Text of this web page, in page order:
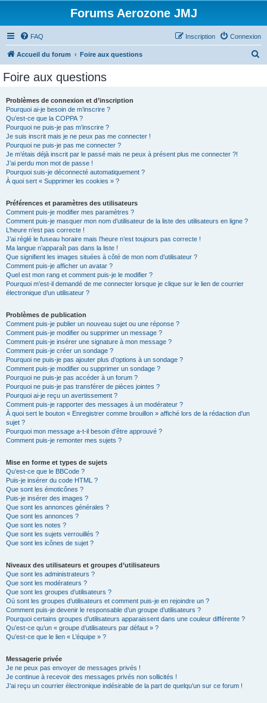
Forums Aerozone JMJ
FAQ Connexion
Inscription
Accueil du forum Foire aux questions
Foire aux questions
Problèmes de connexion et d’inscription
Pourquoi ai-je besoin de m’inscrire ?
Qu’est-ce que la COPPA ?
Pourquoi ne puis-je pas m’inscrire ?
Je suis inscrit mais je ne peux pas me connecter !
Pourquoi ne puis-je pas me connecter ?
Je m’étais déjà inscrit par le passé mais ne peux à présent plus me connecter ?!
J’ai perdu mon mot de passe !
Pourquoi suis-je déconnecté automatiquement ?
À quoi sert « Supprimer les cookies » ?
Préférences et paramètres des utilisateurs
Comment puis-je modifier mes paramètres ?
Comment puis-je masquer mon nom d’utilisateur de la liste des utilisateurs en ligne ?
L’heure n’est pas correcte !
J’ai réglé le fuseau horaire mais l’heure n’est toujours pas correcte !
Ma langue n’apparaît pas dans la liste !
Que signifient les images situées à côté de mon nom d’utilisateur ?
Comment puis-je afficher un avatar ?
Quel est mon rang et comment puis-je le modifier ?
Pourquoi m’est-il demandé de me connecter lorsque je clique sur le lien de courrier
électronique d’un utilisateur ?
Problèmes de publication
Comment puis-je publier un nouveau sujet ou une réponse ?
Comment puis-je modifier ou supprimer un message ?
Comment puis-je insérer une signature à mon message ?
Comment puis-je créer un sondage ?
Pourquoi ne puis-je pas ajouter plus d’options à un sondage ?
Comment puis-je modifier ou supprimer un sondage ?
Pourquoi ne puis-je pas accéder à un forum ?
Pourquoi ne puis-je pas transférer de pièces jointes ?
Pourquoi ai-je reçu un avertissement ?
Comment puis-je rapporter des messages à un modérateur ?
À quoi sert le bouton « Enregistrer comme brouillon » affiché lors de la rédaction d’un
sujet ?
Pourquoi mon message a-t-il besoin d’être approuvé ?
Comment puis-je remonter mes sujets ?
Mise en forme et types de sujets
Qu’est-ce que le BBCode ?
Puis-je insérer du code HTML ?
Que sont les émoticônes ?
Puis-je insérer des images ?
Que sont les annonces générales ?
Que sont les annonces ?
Que sont les notes ?
Que sont les sujets verrouillés ?
Que sont les icônes de sujet ?
Niveaux des utilisateurs et groupes d’utilisateurs
Que sont les administrateurs ?
Que sont les modérateurs ?
Que sont les groupes d’utilisateurs ?
Où sont les groupes d’utilisateurs et comment puis-je en rejoindre un ?
Comment puis-je devenir le responsable d’un groupe d’utilisateurs ?
Pourquoi certains groupes d’utilisateurs apparaissent dans une couleur différente ?
Qu’est-ce qu’un « groupe d’utilisateurs par défaut » ?
Qu’est-ce que le lien « L’équipe » ?
Messagerie privée
Je ne peux pas envoyer de messages privés !
Je continue à recevoir des messages privés non sollicités !
J’ai reçu un courrier électronique indésirable de la part de quelqu’un sur ce forum !